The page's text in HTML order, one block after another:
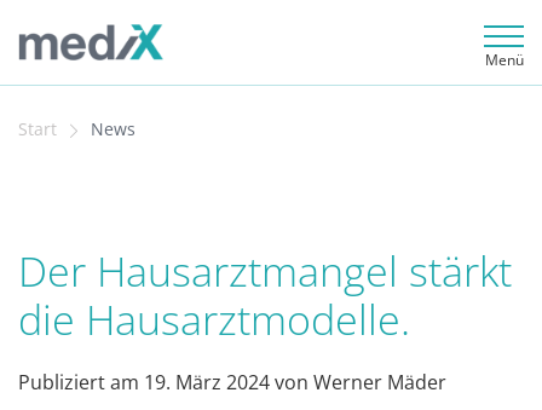
Menü
Start News
Der Hausarztmangel stärkt
die Hausarztmodelle.
Publiziert am 19. März 2024 von Werner Mäder